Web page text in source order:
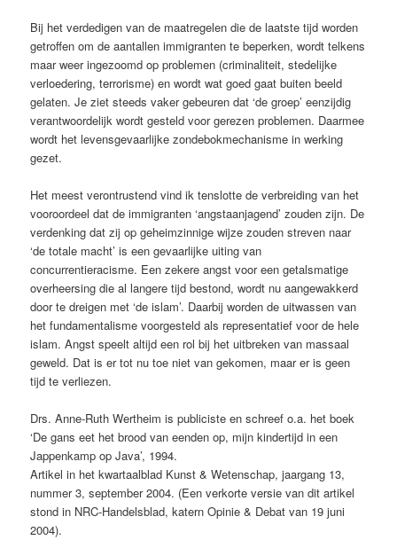
Bij het verdedigen van de maatregelen die de laatste tijd worden
getroffen om de aantallen immigranten te beperken, wordt telkens
maar weer ingezoomd op problemen (criminaliteit, stedelijke
verloedering, terrorisme) en wordt wat goed gaat buiten beeld
gelaten. Je ziet steeds vaker gebeuren dat ‘de groep’ eenzijdig
verantwoordelijk wordt gesteld voor gerezen problemen. Daarmee
wordt het levensgevaarlijke zondebokmechanisme in werking
gezet.
Het meest verontrustend vind ik tenslotte de verbreiding van het
vooroordeel dat de immigranten ‘angstaanjagend’ zouden zijn. De
verdenking dat zij op geheimzinnige wijze zouden streven naar
‘de totale macht’ is een gevaarlijke uiting van
concurrentieracisme. Een zekere angst voor een getalsmatige
overheersing die al langere tijd bestond, wordt nu aangewakkerd
door te dreigen met ‘de islam’. Daarbij worden de uitwassen van
het fundamentalisme voorgesteld als representatief voor de hele
islam. Angst speelt altijd een rol bij het uitbreken van massaal
geweld. Dat is er tot nu toe niet van gekomen, maar er is geen
tijd te verliezen.
Drs. Anne-Ruth Wertheim is publiciste en schreef o.a. het boek
‘De gans eet het brood van eenden op, mijn kindertijd in een
Jappenkamp op Java’, 1994.
Artikel in het kwartaalblad Kunst & Wetenschap, jaargang 13,
nummer 3, september 2004. (Een verkorte versie van dit artikel
stond in NRC-Handelsblad, katern Opinie & Debat van 19 juni
2004).